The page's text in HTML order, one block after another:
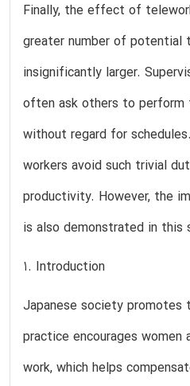
Finally, the effect of
greater number of potential
insignificantly larger.
often ask others to perform
without regard for
workers avoid such trivial
productivity. However, the
is also demonstrated in this
1. Introduction
Japanese society promotes
practice encourages women
work, which helps